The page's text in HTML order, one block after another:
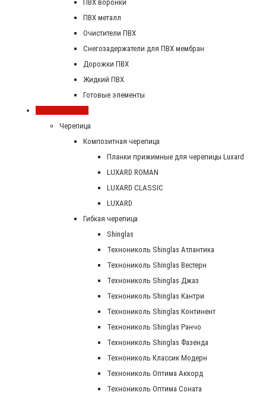
ПВХ воронки
ПВХ металл
Очистители ПВХ
Снегозадержатели для ПВХ мембран
Дорожки ПВХ
Жидкий ПВХ
Готовые элементы
Черепица
Композитная черепица
Планки прижимные для черепицы Luxard
LUXARD ROMAN
LUXARD CLASSIC
LUXARD
Гибкая черепица
Shinglas
Технониколь Shinglas Атлантика
Технониколь Shinglas Вестерн
Технониколь Shinglas Джаз
Технониколь Shinglas Кантри
Технониколь Shinglas Континент
Технониколь Shinglas Ранчо
Технониколь Shinglas Фазенда
Технониколь Классик Модерн
Технониколь Оптима Аккорд
Технониколь Оптима Соната